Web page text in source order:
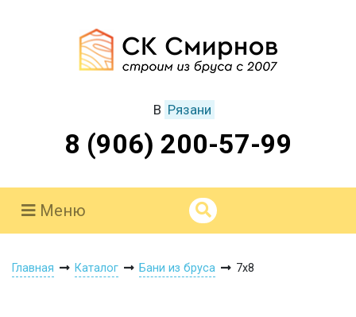
В Рязани
8 (906) 200-57-99
Меню
Главная Каталог Бани из бруса 7х8